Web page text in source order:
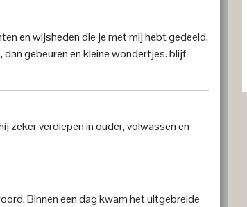
en wijsheden die je met mij hebt gedeeld.
dan gebeuren en kleine wondertjes. blijf
zeker verdiepen in ouder, volwassen en
Binnen een dag kwam het uitgebreide